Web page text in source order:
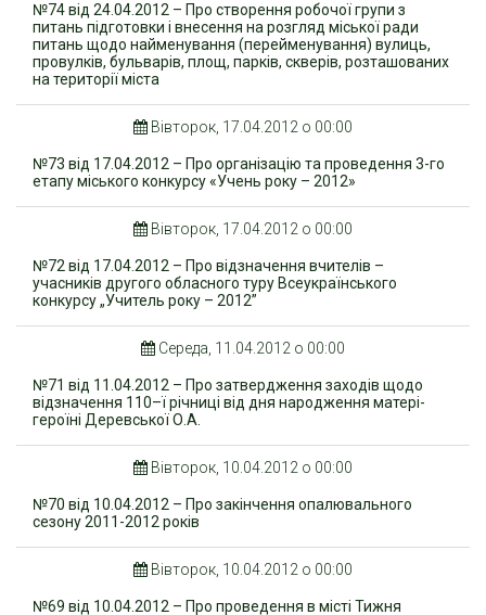
№74 від 24.04.2012 – Про створення робочої групи з
питань підготовки і внесення на розгляд міської ради
питань щодо найменування (перейменування) вулиць,
провулків, бульварів, площ, парків, скверів, розташованих
на території міста
Вівторок, 17.04.2012 о 00:00
№73 від 17.04.2012 – Про організацію та проведення 3-го
етапу міського конкурсу «Учень року – 2012»
Вівторок, 17.04.2012 о 00:00
№72 від 17.04.2012 – Про відзначення вчителів –
учасників другого обласного туру Всеукраїнського
конкурсу „Учитель року – 2012”
Середа, 11.04.2012 о 00:00
№71 від 11.04.2012 – Про затвердження заходів щодо
відзначення 110–ї річниці від дня народження матері-
героїні Деревської О.А.
Вівторок, 10.04.2012 о 00:00
№70 від 10.04.2012 – Про закінчення опалювального
сезону 2011-2012 років
Вівторок, 10.04.2012 о 00:00
№69 від 10.04.2012 – Про проведення в місті Тижня